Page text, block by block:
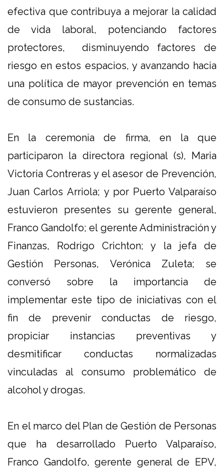
efectiva que contribuya a mejorar la calidad
de vida laboral, potenciando factores
protectores, disminuyendo factores de
riesgo en estos espacios, y avanzando hacia
una política de mayor prevención en temas
de consumo de sustancias.
En la ceremonia de firma, en la que
participaron la directora regional (s), Maria
Victoria Contreras y el asesor de Prevención,
Juan Carlos Arriola; y por Puerto Valparaíso
estuvieron presentes su gerente general,
Franco Gandolfo; el gerente Administración y
Finanzas, Rodrigo Crichton; y la jefa de
Gestión Personas, Verónica Zuleta; se
conversó sobre la importancia de
implementar este tipo de iniciativas con el
fin de prevenir conductas de riesgo,
propiciar instancias preventivas y
desmitificar conductas normalizadas
vinculadas al consumo problemático de
alcohol y drogas.
En el marco del Plan de Gestión de Personas
que ha desarrollado Puerto Valparaíso,
Franco Gandolfo, gerente general de EPV,